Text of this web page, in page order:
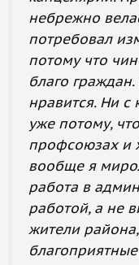
небрежно
потребовал
потому что
благо
нравится. Ни с
уже потому,
профсоюзах и
вообще я
работа в
работой, а не
жители